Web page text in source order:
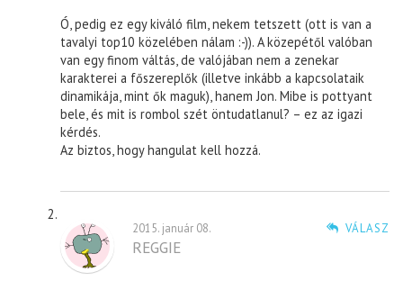
Ó, pedig ez egy kiváló film, nekem tetszett (ott is van a
tavalyi top10 közelében nálam :-)). A közepétől valóban
van egy finom váltás, de valójában nem a zenekar
karakterei a főszereplők (illetve inkább a kapcsolataik
dinamikája, mint ők maguk), hanem Jon. Mibe is pottyant
bele, és mit is rombol szét öntudatlanul? – ez az igazi
kérdés.
Az biztos, hogy hangulat kell hozzá.
VÁLASZ
2015. január 08.
REGGIE